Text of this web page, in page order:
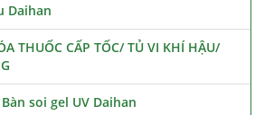
Daihan
THUỐC CẤP TỐC/ TỦ VI KHÍ HẬU/
soi gel UV Daihan